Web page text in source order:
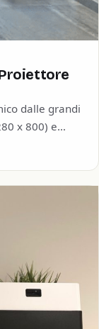
Proiettore
dalle grandi
x 800) e